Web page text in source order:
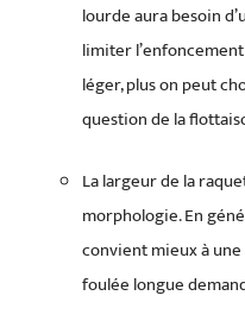
lourde aura besoin
limiter
léger, plus on peut
question de la
La largeur de la
morphologie. En
convient mieux à
foulée longue